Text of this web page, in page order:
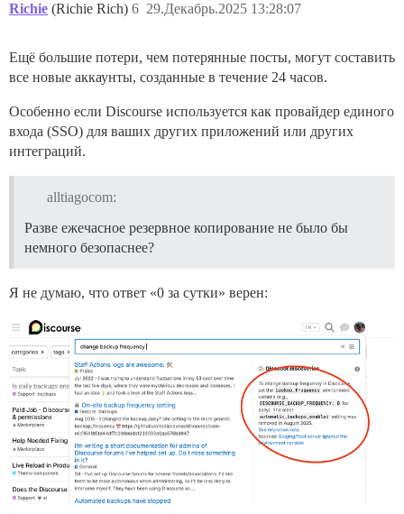
Richie (Richie Rich) 29.Декабрь.2025 13:28:07
6
Ещё большие потери, чем потерянные посты, могут составить
все новые аккаунты, созданные в течение 24 часов.
Особенно если Discourse используется как провайдер единого
входа (SSO) для ваших других приложений или других
интеграций.
alltiagocom:
Разве ежечасное резервное копирование не было бы
немного безопаснее?
Я не думаю, что ответ «0 за сутки» верен: